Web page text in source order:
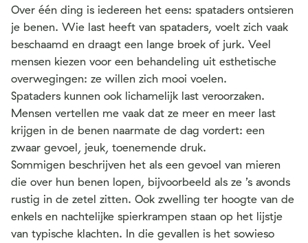
Over één ding is iedereen het eens: spataders ontsieren
je benen. Wie last heeft van spataders, voelt zich vaak
beschaamd en draagt een lange broek of jurk. Veel
mensen kiezen voor een behandeling uit esthetische
overwegingen: ze willen zich mooi voelen.
Spataders kunnen ook lichamelijk last veroorzaken.
Mensen vertellen me vaak dat ze meer en meer last
krijgen in de benen naarmate de dag vordert: een
zwaar gevoel, jeuk, toenemende druk.
Sommigen beschrijven het als een gevoel van mieren
die over hun benen lopen, bijvoorbeeld als ze ’s avonds
rustig in de zetel zitten. Ook zwelling ter hoogte van de
enkels en nachtelijke spierkrampen staan op het lijstje
van typische klachten. In die gevallen is het sowieso